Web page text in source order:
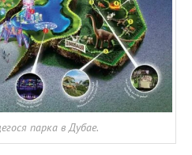
парка в Дубае.